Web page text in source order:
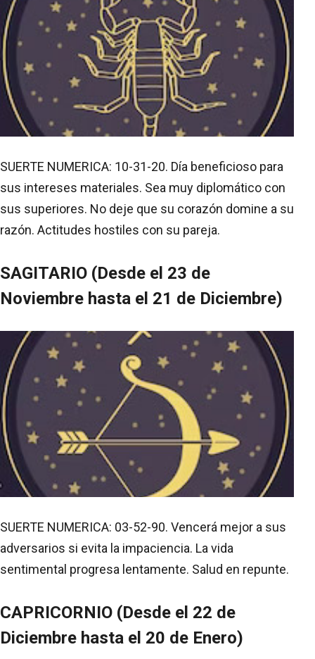
SUERTE NUMERICA: 10-31-20. Día beneficioso para
sus intereses materiales. Sea muy diplomático con
sus superiores. No deje que su corazón domine a su
razón. Actitudes hostiles con su pareja.
SAGITARIO (Desde el 23 de
Noviembre hasta el 21 de Diciembre)
SUERTE NUMERICA: 03-52-90. Vencerá mejor a sus
adversarios si evita la impaciencia. La vida
sentimental progresa lentamente. Salud en repunte.
CAPRICORNIO (Desde el 22 de
Diciembre hasta el 20 de Enero)